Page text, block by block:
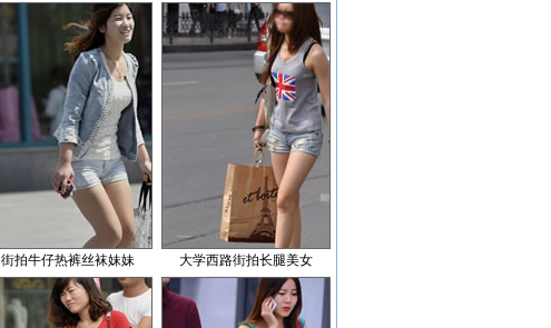
街拍牛仔热裤丝袜妹妹 大学西路街拍长腿美女